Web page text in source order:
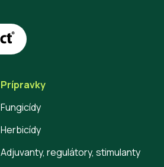
Prípravky
Fungicídy
Herbicídy
Adjuvanty, regulátory, stimulanty